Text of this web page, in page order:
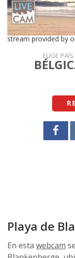
stream provided by
ELIGE PAÍS
Playa de
En esta webcam